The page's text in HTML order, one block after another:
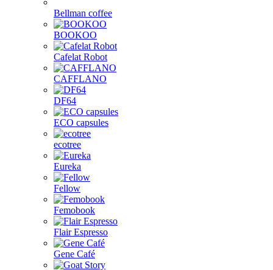
Bellman coffee
BOOKOO
Cafelat Robot
CAFFLANO
DF64
ECO capsules
ecotree
Eureka
Fellow
Femobook
Flair Espresso
Gene Café